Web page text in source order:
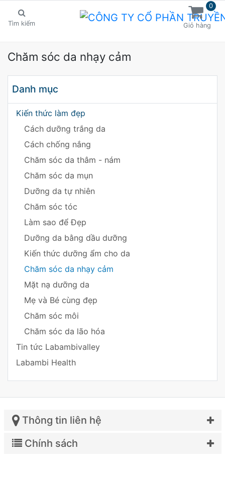
Tìm kiếm
0
Giỏ hàng
Chăm sóc da nhạy cảm
Danh mục
Kiến thức làm đẹp
Cách dưỡng trắng da
Cách chống nắng
Chăm sóc da thâm - nám
Chăm sóc da mụn
Dưỡng da tự nhiên
Chăm sóc tóc
Làm sao để Đẹp
Dưỡng da bằng dầu dưỡng
Kiến thức dưỡng ẩm cho da
Chăm sóc da nhạy cảm
Mặt nạ dưỡng da
Mẹ và Bé cùng đẹp
Chăm sóc môi
Chăm sóc da lão hóa
Tin tức Labambivalley
Labambi Health
Thông tin liên hệ
Chính sách